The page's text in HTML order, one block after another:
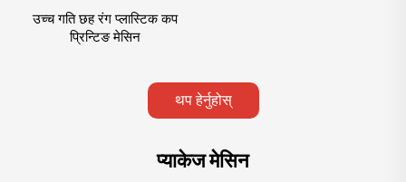
उच्च गति छह रंग प्लास्टिक कप
प्रिन्टिङ मेसिन
थप हेर्नुहोस्
प्याकेज मेसिन